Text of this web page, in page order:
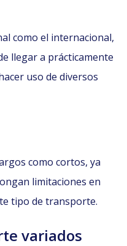
como el internacional,
llegar a prácticamente
uso de diversos
como cortos, ya
limitaciones en
tipo de transporte.
variados